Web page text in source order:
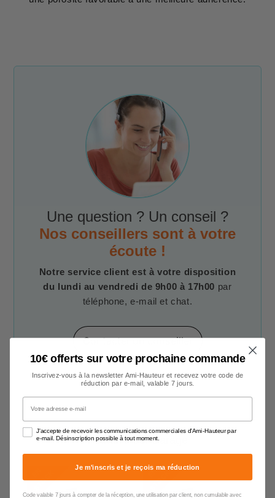
Une question ? Un conseil ?
Nos conseillers sont à votre
écoute !
Notre service client est à votre disposition
du lundi au vendredi de 9h00 à 17h00 par
téléphone, e-mail et chat.
Contacter un conseiller
Peinture Sol Garage
K E
N
S
T
O
C
K
10€ offerts sur votre prochaine commande
Inscrivez-vous à la newsletter Ami-Hauteur et recevez votre code de
réduction par e-mail, valable 7 jours.
Votre adresse e-mail
J'accepte de recevoir les communications commerciales d'Ami-Hauteur par
e-mail. Désinscription possible à tout moment.
Je m'inscris et je reçois ma réduction
Code valable 7 jours à compter de la réception, une utilisation par client, non cumulable avec